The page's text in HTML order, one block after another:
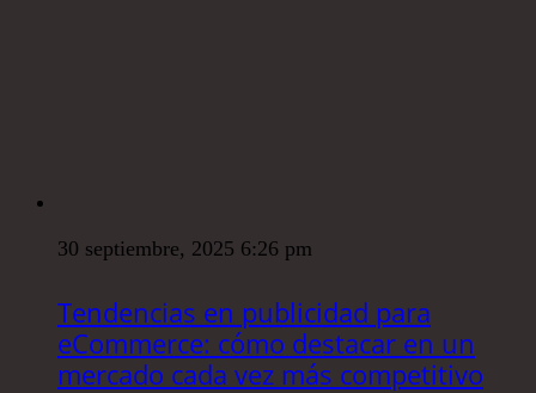
30 septiembre, 2025 6:26 pm
Tendencias en publicidad para
eCommerce: cómo destacar en un
mercado cada vez más competitivo